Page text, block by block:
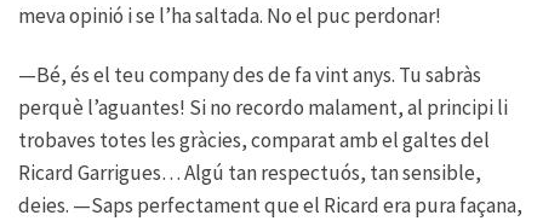
meva opinió i se l’ha saltada. No el puc perdonar!
—Bé, és el teu company des de fa vint anys. Tu sabràs
perquè l’aguantes! Si no recordo malament, al principi li
trobaves totes les gràcies, comparat amb el galtes del
Ricard Garrigues… Algú tan respectuós, tan sensible,
deies. —Saps perfectament que el Ricard era pura façana,